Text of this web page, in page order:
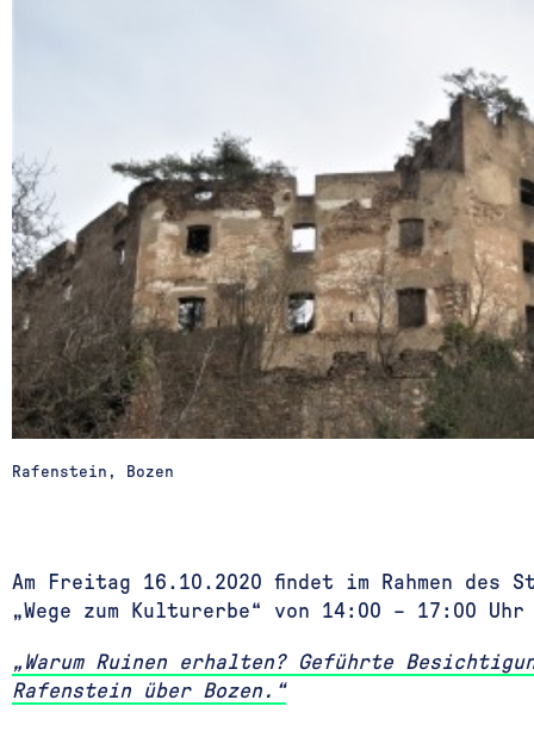
Rafenstein, Bozen
Am Freitag 16.10.2020 findet im Rahmen des
„Wege zum Kulturerbe“ von 14:00 – 17:00
„Warum Ruinen erhalten? Geführte
Rafenstein über Bozen.“